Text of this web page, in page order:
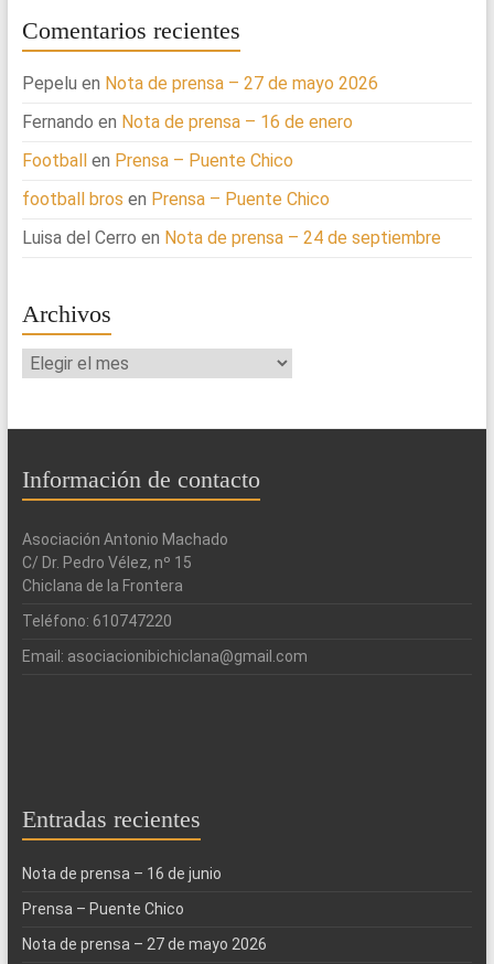
Comentarios recientes
Pepelu en Nota de prensa – 27 de mayo 2026
Fernando en Nota de prensa – 16 de enero
Footballen Prensa – Puente Chico
football bros en Prensa – Puente Chico
Luisa del Cerro en Nota de prensa – 24 de septiembre
Archivos
Archivos
Información de contacto
Asociación Antonio Machado
C/ Dr. Pedro Vélez, nº 15
Chiclana de la Frontera
Teléfono: 610747220
Email: asociacionibichiclana@gmail.com
Entradas recientes
Nota de prensa – 16 de junio
Prensa – Puente Chico
Nota de prensa – 27 de mayo 2026